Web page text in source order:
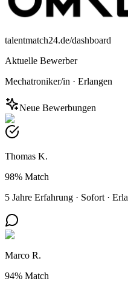
talentmatch24.de/dashboard
Aktuelle Bewerber
Mechatroniker/in · Erlangen
Neue Bewerbungen
Thomas K.
98% Match
5 Jahre Erfahrung · Sofort ·
Marco R.
94% Match